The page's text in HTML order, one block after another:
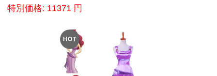
特別価格: 11371 円
HOT